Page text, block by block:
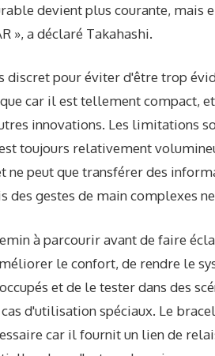
devient plus courante, mais
», a déclaré Takahashi.
discret pour éviter d'être trop
car il est tellement compact,
innovations. Les limitations
toujours relativement
ne peut que transférer des
des gestes de main complexes
à parcourir avant de faire
le confort, de rendre le
et de le tester dans des
d'utilisation spéciaux. Le
car il fournit un lien de